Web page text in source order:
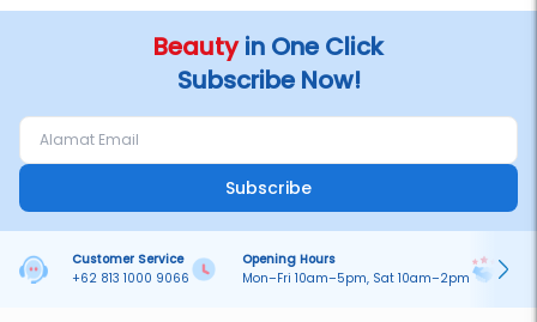
Beautyin One Click
Subscribe Now!
Subscribe
Customer Service
+62 813 1000 9066
Opening Hours
Mon–Fri 10am–5pm, Sat 10am–2pm